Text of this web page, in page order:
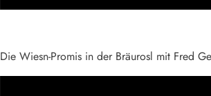
Die Wiesn-Promis in der Bräurosl mit Fred